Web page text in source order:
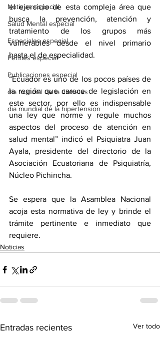
Noticias especial
Salud Mental especial
Especiales especial
Perfiles especial
Publicaciones especial
dia mundial de la diabetes
dia mundial de la hipertension
el ejercicio de esta compleja área que
busca la prevención, atención y
tratamiento de los grupos más
vulnerables desde el nivel primario
hasta el de especialidad.
“Ecuador es uno de los pocos países de
la región que carece de legislación en
este sector, por ello es indispensable
una ley que norme y regule muchos
aspectos del proceso de atención en
salud mental” indicó el Psiquiatra Juan
Ayala, presidente del directorio de la
Asociación Ecuatoriana de Psiquiatría,
Núcleo Pichincha.
Se espera que la Asamblea Nacional
acoja esta normativa de ley y brinde el
trámite pertinente e inmediato que
requiere.
Noticias
Entradas recientes Ver todo